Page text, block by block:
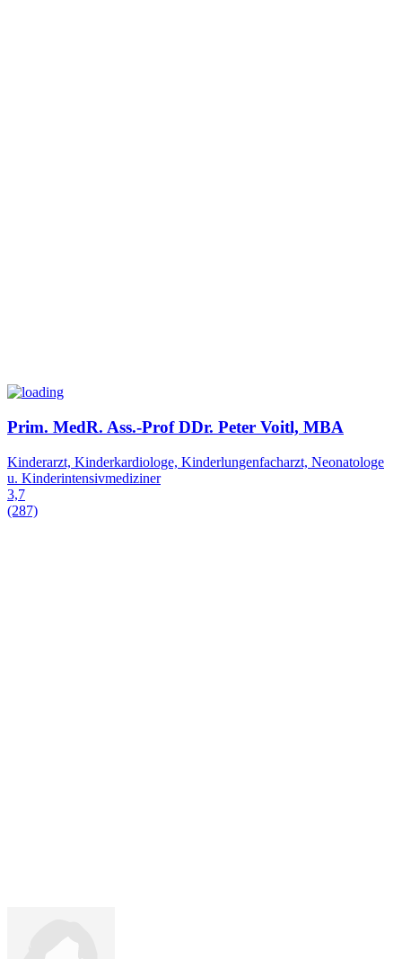
Prim. MedR. Ass.-Prof DDr. Peter Voitl, MBA
Kinderarzt, Kinderkardiologe, Kinderlungenfacharzt, Neonatologe
u. Kinderintensivmediziner
3,7
(287)